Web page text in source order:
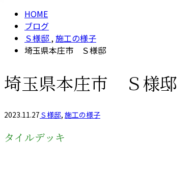
メールフォーム
HOME
ブログ
Ｓ様邸 ,施工の様子
埼玉県本庄市 Ｓ様邸
埼玉県本庄市 Ｓ様邸
2023.11.27 Ｓ様邸, 施工の様子
タイルデッキ